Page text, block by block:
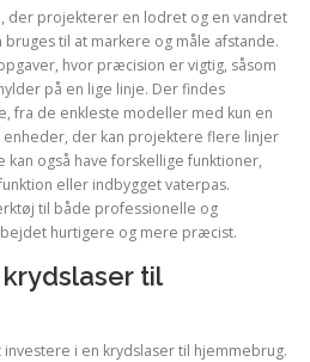
der projekterer en lodret og en vandret
til at markere og måle afstande.
hvor præcision er vigtig, såsom
på en lige linje. Der findes
fra de enkleste modeller med kun en
der kan projektere flere linjer
kan også have forskellige funktioner,
eller indbygget vaterpas.
til både professionelle og
hurtigere og mere præcist.
til
i en krydslaser til hjemmebrug.